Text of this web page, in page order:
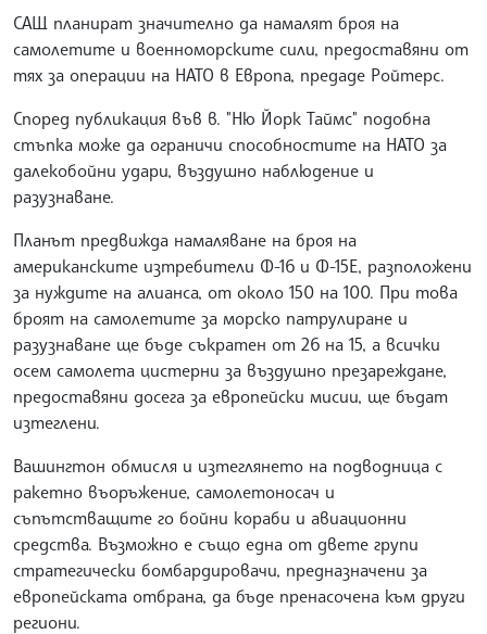
СAЩ планират значително да намалят броя на
самолетите и военноморските сили, предоставяни от
тях за операции на НАТО в Европа, предаде Ройтерс.
Според публикация във в. "Ню Йорк Таймс" подобна
стъпка може да ограничи способностите на НАТО за
далекобойни удари, въздушно наблюдение и
разузнаване.
Планът предвижда намаляване на броя на
американските изтребители Ф-16 и Ф-15E, разположени
за нуждите на алианса, от около 150 на 100. При това
броят на самолетите за морско патрулиране и
разузнаване ще бъде съкратен от 26 на 15, а всички
осем самолета цистерни за въздушно презареждане,
предоставяни досега за европейски мисии, ще бъдат
изтеглени.
Вашингтон обмисля и изтеглянето на подводница с
ракетно въоръжение, самолетоносач и
съпътстващите го бойни кораби и авиационни
средства. Възможно е също една от двете групи
стратегически бомбардировачи, предназначени за
европейската отбрана, да бъде пренасочена към други
региони.